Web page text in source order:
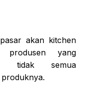
akan kitchen
yang
tidak semua